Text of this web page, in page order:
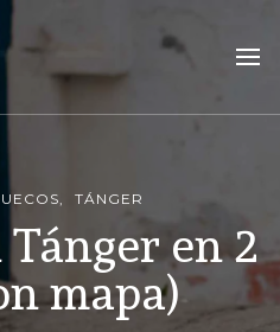
viajar sola
TÁNGER
en 2
mapa)